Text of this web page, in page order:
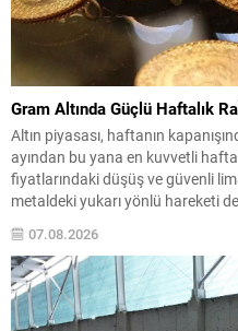
Gram Altında Güçlü Haftalık
Altın piyasası, haftanın
ayından bu yana en kuvvetli
fiyatlarındaki düşüş ve güvenli
metaldeki yukarı yönlü hareketi
tamamlamıştı; ancak yeni güne
07.08.2026